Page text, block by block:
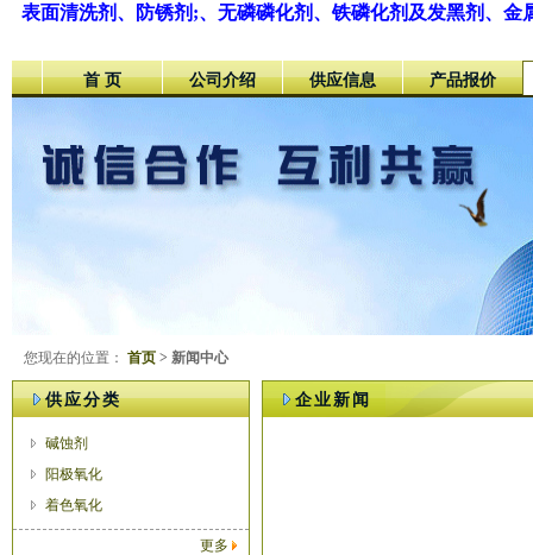
表面清洗剂、防锈剂;、无磷磷化剂、铁磷化剂及发黑剂、
首 页 公司介绍 供应信息 产品报价
您现在的位置： 首页 > 新闻中心
供应分类
碱蚀剂
阳极氧化
着色氧化
更多
企业新闻